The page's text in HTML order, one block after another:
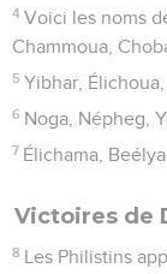
4 Voici les noms
Chammoua,
5 Yibhar, Élichoua,
6 Noga, Népheg,
7 Élichama,
Victoires de
8 Les Philistins